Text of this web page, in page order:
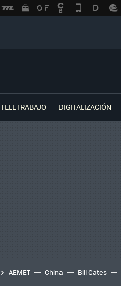
TELETRABAJO DIGITALIZACIÓN
AEMET China Bill Gates